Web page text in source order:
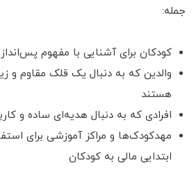
جمله:
کودکان برای آشنایی با مفهوم پس‌انداز
والدین که به دنبال یک قلک مقاوم و
هستند
افرادی که به دنبال هدیه‌ای ساده و
مهدکودک‌ها و مراکز آموزشی برای
ابتدایی مالی به کودکان